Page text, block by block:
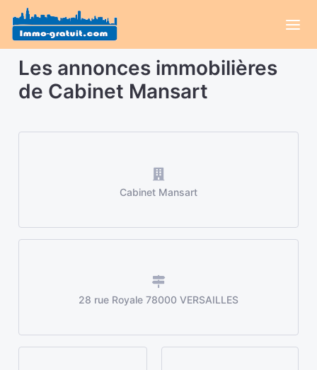
Les annonces immobilières
de Cabinet Mansart
Cabinet Mansart
28 rue Royale 78000 VERSAILLES